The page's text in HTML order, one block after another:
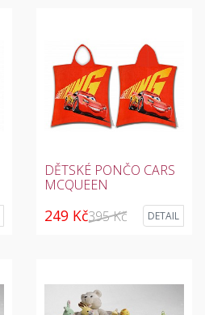
DĚTSKÉ PONČO CARS
MCQUEEN
249 Kč395 Kč DETAIL